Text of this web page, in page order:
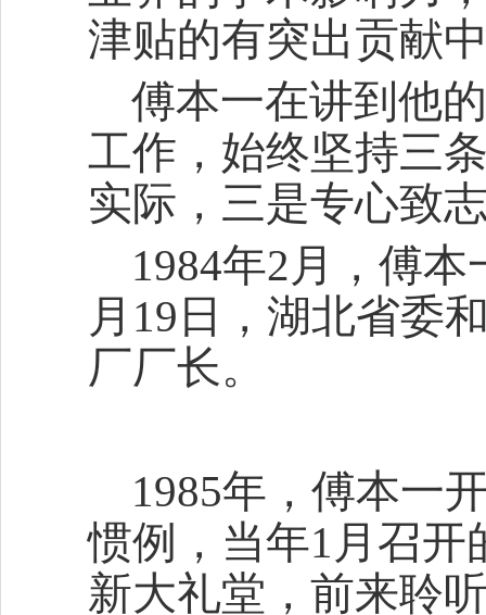
津贴的有突出贡献
傅本一在讲到他
工作，始终坚持三
实际，三是专心致
1984年2月，傅
月19日，湖北省委
厂厂长。
1985年，傅本一
惯例，当年1月召开
新大礼堂，前来聆